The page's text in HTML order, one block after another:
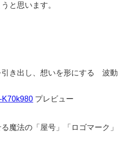
と思います。
き出し、想いを形にする 波動
K70k980 プレビュー
法の「屋号」「ロゴマーク」